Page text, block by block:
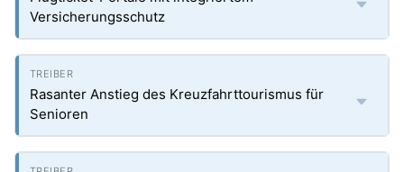
Versicherungsschutz
Rasanter Anstieg des Kreuzfahrttourismus für
Senioren